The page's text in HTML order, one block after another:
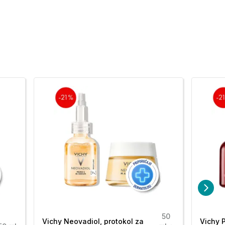
Vichy Neovadiol, protokol za
50
Vichy